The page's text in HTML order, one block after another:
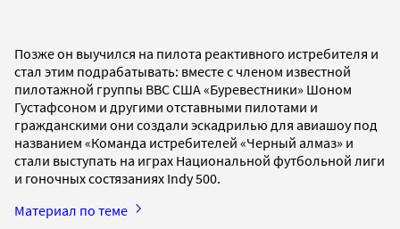
Позже он выучился на пилота реактивного истребителя и
стал этим подрабатывать: вместе с членом известной
пилотажной группы ВВС США «Буревестники» Шоном
Густафсоном и другими отставными пилотами и
гражданскими они создали эскадрилью для авиашоу под
названием «Команда истребителей «Черный алмаз» и
стали выступать на играх Национальной футбольной лиги
и гоночных состязаниях Indy 500.
Материал по теме